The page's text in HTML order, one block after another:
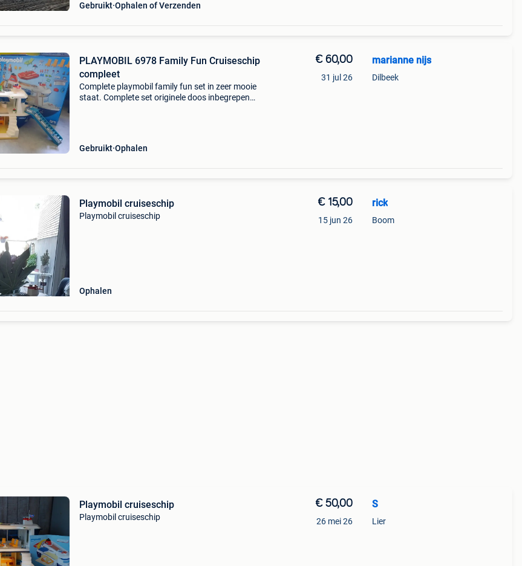
Gebruikt Ophalen of Verzenden
PLAYMOBIL 6978 Family Fun Cruiseschip
compleet
Complete playmobil family fun set in zeer mooie
staat. Complete set originele doos inbegrepen
Gebruikt Ophalen
€ 60,00
31 jul 26
marianne nijs
Dilbeek
Playmobil cruiseschip
Playmobil cruiseschip
Ophalen
€ 15,00
15 jun 26
rick
Boom
Playmobil cruiseschip
Playmobil cruiseschip
€ 50,00
26 mei 26
S
Lier